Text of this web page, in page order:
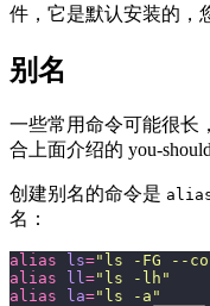
件，它是默认安装的，
别名
一些常用命令可能很长
合上面介绍的 you-
创建别名的命令是
名：
alias ls=" ls -FG --
alias ll =" ls -lh "
alias la=" ls -a "